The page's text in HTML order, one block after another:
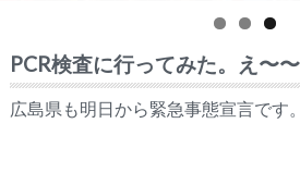
PCR検査に行ってみた。え〜〜
広島県も明日から緊急事態宣言です。